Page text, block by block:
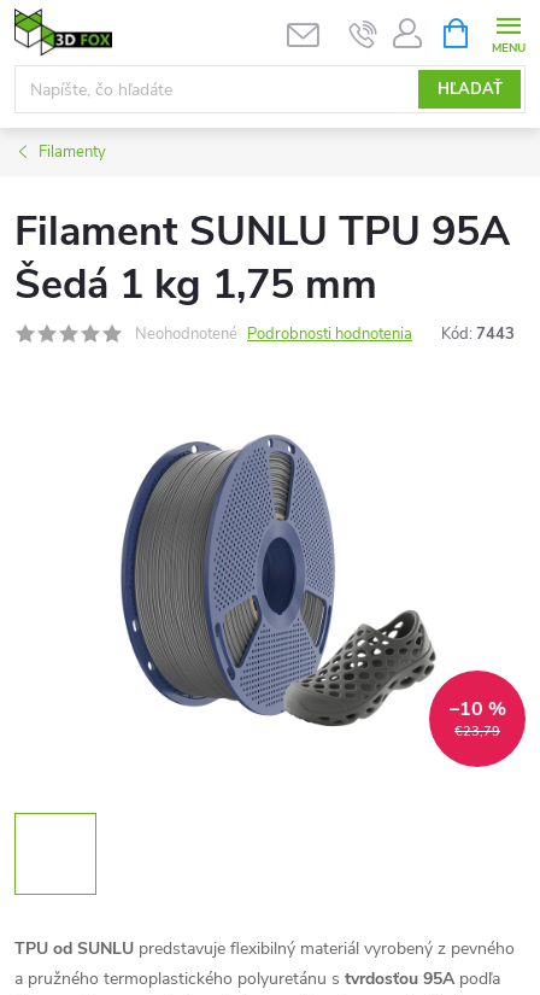
Prejsť
na
obsah
HĽADAŤ
KOŠÍK
Filamenty
Filament SUNLU TPU 95A
Šedá 1 kg 1,75 mm
Neohodnotené Podrobnosti hodnotenia Kód: 7443
€23,79
–10 %
TPU od SUNLU predstavuje flexibilný materiál vyrobený z pevného
a pružného termoplastického polyuretánu s tvrdosťou 95Apodľa